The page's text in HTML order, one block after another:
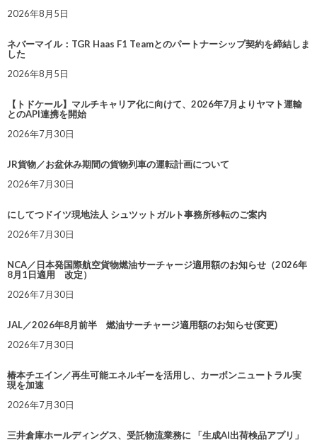
2026年8月5日
ネバーマイル：TGR Haas F1 Teamとのパートナーシップ契約を締結しま
した
2026年8月5日
【トドケール】マルチキャリア化に向けて、2026年7月よりヤマト運輸
とのAPI連携を開始
2026年7月30日
JR貨物／お盆休み期間の貨物列車の運転計画について
2026年7月30日
にしてつドイツ現地法人 シュツットガルト事務所移転のご案内
2026年7月30日
NCA／日本発国際航空貨物燃油サーチャージ適用額のお知らせ（2026年
8月1日適用 改定）
2026年7月30日
JAL／2026年8月前半 燃油サーチャージ適用額のお知らせ(変更)
2026年7月30日
椿本チエイン／再生可能エネルギーを活用し、カーボンニュートラル実
現を加速
2026年7月30日
三井倉庫ホールディングス、受託物流業務に 「生成AI出荷検品アプリ」